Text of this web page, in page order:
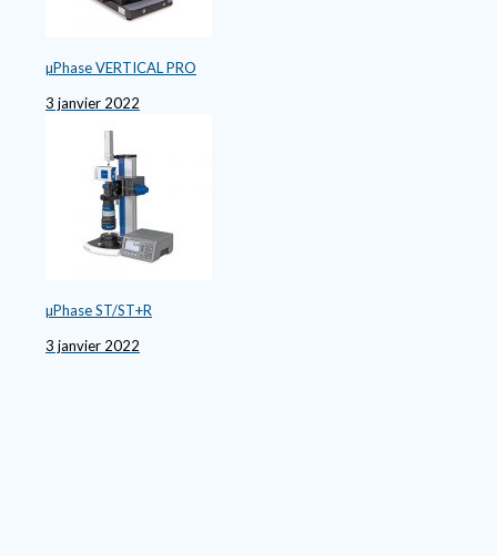
µPhase VERTICAL PRO
3 janvier 2022
µPhase ST/ST+R
3 janvier 2022